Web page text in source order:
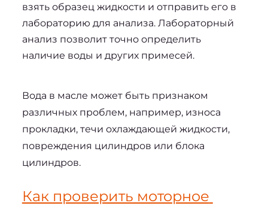
взять образец жидкости и отправить его в
лабораторию для анализа. Лабораторный
анализ позволит точно определить
наличие воды и других примесей.
Вода в масле может быть признаком
различных проблем, например, износа
прокладки, течи охлаждающей жидкости,
повреждения цилиндров или блока
цилиндров.
Как проверить моторное